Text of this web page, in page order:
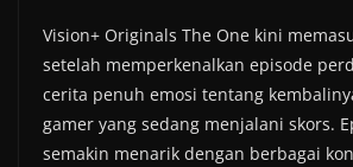
Vision+ Originals The One kini
setelah memperkenalkan episode
cerita penuh emosi tentang
gamer yang sedang menjalani skors.
semakin menarik dengan berbagai